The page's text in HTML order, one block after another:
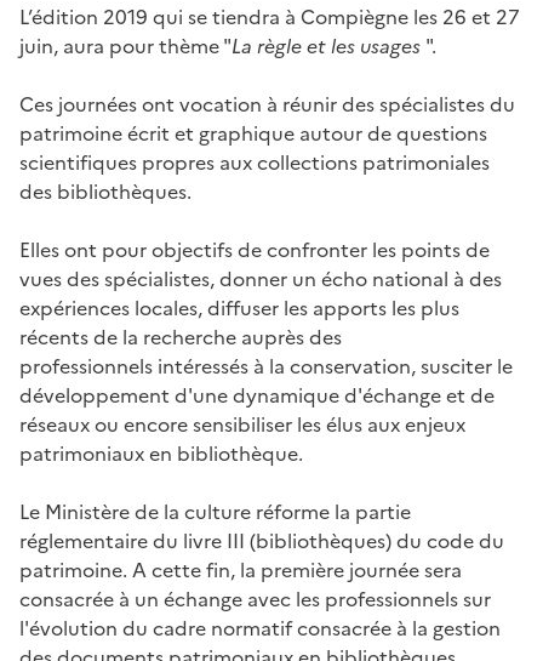
L’édition 2019 qui se tiendra à Compiègne les 26 et 27
juin, aura pour thème "La règle et les usages ".
Ces journées ont vocation à réunir des spécialistes du
patrimoine écrit et graphique autour de questions
scientifiques propres aux collections patrimoniales
des bibliothèques.
Elles ont pour objectifs de confronter les points de
vues des spécialistes, donner un écho national à des
expériences locales, diffuser les apports les plus
récents de la recherche auprès des
professionnels intéressés à la conservation, susciter le
développement d'une dynamique d'échange et de
réseaux ou encore sensibiliser les élus aux enjeux
patrimoniaux en bibliothèque.
Le Ministère de la culture réforme la partie
réglementaire du livre III (bibliothèques) du code du
patrimoine. A cette fin, la première journée sera
consacrée à un échange avec les professionnels sur
l'évolution du cadre normatif consacrée à la gestion